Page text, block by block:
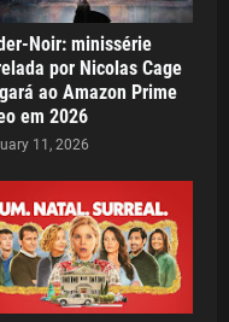
Noir: minissérie
por Nicolas Cage
ao Amazon Prime
em 2026
11, 2026